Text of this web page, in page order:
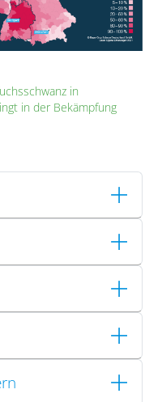
in
in der Bekämpfung